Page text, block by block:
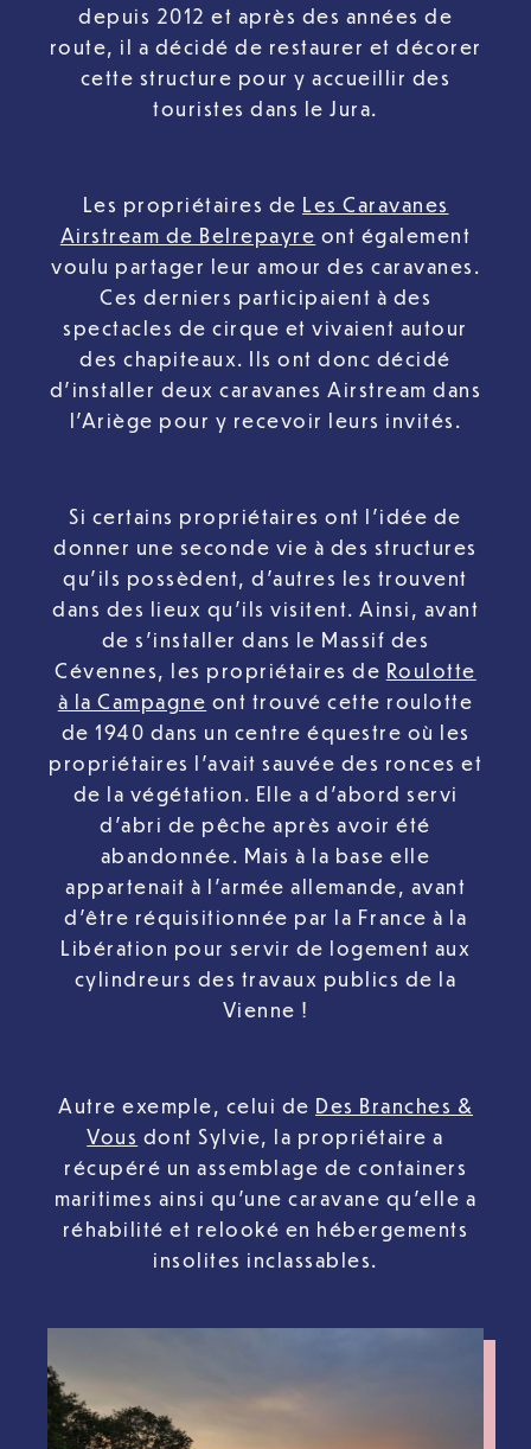
depuis 2012 et après des années de
route, il a décidé de restaurer et décorer
cette structure pour y accueillir des
touristes dans le Jura.
Les propriétaires de Les Caravanes
Airstream de Belrepayre ont également
voulu partager leur amour des caravanes.
Ces derniers participaient à des
spectacles de cirque et vivaient autour
des chapiteaux. Ils ont donc décidé
d’installer deux caravanes Airstream dans
l’Ariège pour y recevoir leurs invités.
Si certains propriétaires ont l’idée de
donner une seconde vie à des structures
qu’ils possèdent, d’autres les trouvent
dans des lieux qu’ils visitent. Ainsi, avant
de s’installer dans le Massif des
Cévennes, les propriétaires de Roulotte
à la Campagne ont trouvé cette roulotte
de 1940 dans un centre équestre où les
propriétaires l’avait sauvée des ronces et
de la végétation. Elle a d’abord servi
d’abri de pêche après avoir été
abandonnée. Mais à la base elle
appartenait à l’armée allemande, avant
d’être réquisitionnée par la France à la
Libération pour servir de logement aux
cylindreurs des travaux publics de la
Vienne !
Autre exemple, celui de Des Branches &
Vous dont Sylvie, la propriétaire a
récupéré un assemblage de containers
maritimes ainsi qu’une caravane qu’elle a
réhabilité et relooké en hébergements
insolites inclassables.